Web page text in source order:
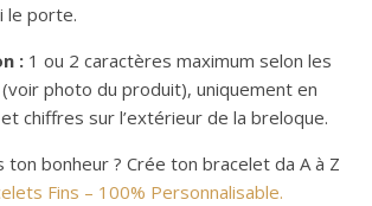
le porte.
: 1 ou 2 caractères maximum selon les
photo du produit), uniquement en
chiffres sur l’extérieur de la breloque.
ton bonheur ? Crée ton bracelet da A à Z
Fins – 100% Personnalisable.